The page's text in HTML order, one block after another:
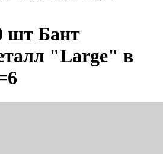
шт Бант
"Large" в